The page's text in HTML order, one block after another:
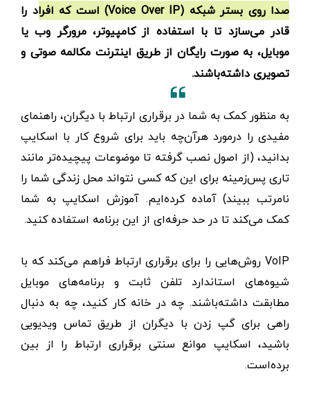
صدا روی بستر شبکه (Voice Over IP) است که افراد را
قادر می‌سازد تا با استفاده از کامپیوتر، مرورگر وب یا
موبایل، به صورت رایگان از طریق اینترنت مکالمه صوتی و
تصویری داشته‌باشند.
به منظور کمک به شما در برقراری ارتباط با دیگران، راهنمای
مفیدی را درمورد هرآن‌چه باید برای شروع کار با اسکایپ
بدانید، (از اصول نصب گرفته تا موضوعات پیچیده‌تر مانند
تاری پس‌زمینه برای این که کسی نتواند محل زندگی شما را
نامرتب ببیند) آماده کرده‌ایم. آموزش اسکایپ به شما
کمک می‌کند تا در حد حرفه‌ای از این برنامه استفاده کنید.
VoIP روش‌هایی را برای برقراری ارتباط فراهم می‌کند که با
شیوه‌های استاندارد تلفن ثابت و برنامه‌های موبایل
مطابقت داشته‌باشند. چه در خانه کار کنید، چه به دنبال
راهی برای گپ زدن با دیگران از طریق تماس ویدیویی
باشید، اسکایپ موانع سنتی برقراری ارتباط را از بین
برده‌است.